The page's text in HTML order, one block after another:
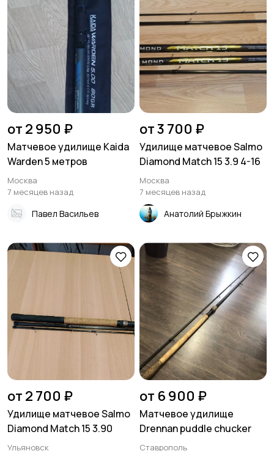
от 2 950 ₽
Матчевое удилище Kaida
Warden 5 метров
Москва
7 месяцев назад
Павел Васильев
от 3 700 ₽
Удилище матчевое Salmo
Diamond Match 15 3.9 4-16
Москва
7 месяцев назад
Анатолий Брыжкин
от 2 700 ₽
Удилище матчевое Salmo
Diamond Match 15 3.90
Ульяновск
от 6 900 ₽
Матчевое удилище
Drennan рuddlе сhuсker
Ставрополь